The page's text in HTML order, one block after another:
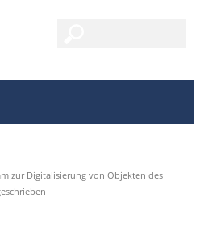
zur Digitalisierung von Objekten des